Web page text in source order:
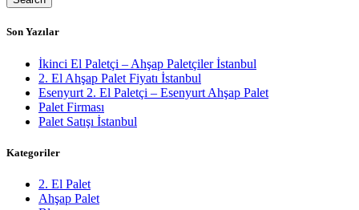
Son Yazılar
İkinci El Paletçi – Ahşap Paletçiler İstanbul
2. El Ahşap Palet Fiyatı İstanbul
Esenyurt 2. El Paletçi – Esenyurt Ahşap Palet
Palet Firması
Palet Satışı İstanbul
Kategoriler
2. El Palet
Ahşap Palet